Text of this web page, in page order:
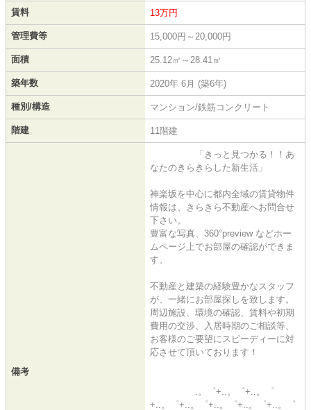
賃料 13万円
管理費等 15,000円～20,000円
面積 25.12㎡～28.41㎡
築年数 2020年 6月 (築6年)
種別/構造 マンション/鉄筋コンクリート
階建 11階建
備考
「きっと見つかる！！あ
なたのきらきらした新生活」
神楽坂を中心に都内全域の賃貸物件
情報は、きらきら不動産へお問合せ
下さい。
豊富な写真、360°preview などホー
ムページ上でお部屋の確認ができま
す。
不動産と建築の経験豊かなスタッフ
が、一緒にお部屋探しを致します。
周辺施設、環境の確認、賃料や初期
費用の交渉、入居時期のご相談等、
お客様のご要望にスピーディーに対
応させて頂いております！
.。゜+..。゜+..。゜
+..。゜+..。゜+..。゜+..。゜+..。゜